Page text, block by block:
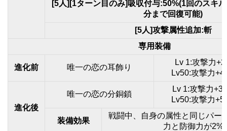
[5人][1ターン目のみ]吸収付与:50%(1回のスキ
分まで回復可能)
[5人]攻撃属性追加:斬
専用装備
進化前 唯一の恋の耳飾り
Lv 1:攻撃力
Lv50:攻撃力
進化後
唯一の恋の分銅鎖
Lv 1:攻撃力
Lv50:攻撃力
装備効果
戦闘中、自身の属性と同じパー
力と防御力が2%